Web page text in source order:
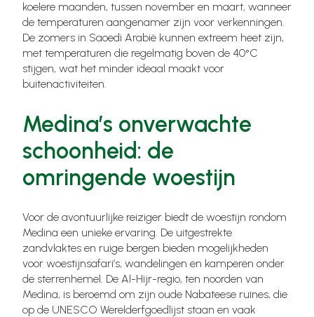
koelere maanden, tussen november en maart, wanneer
de temperaturen aangenamer zijn voor verkenningen.
De zomers in Saoedi Arabië kunnen extreem heet zijn,
met temperaturen die regelmatig boven de 40°C
stijgen, wat het minder ideaal maakt voor
buitenactiviteiten.
Medina’s onverwachte
schoonheid: de
omringende woestijn
Voor de avontuurlijke reiziger biedt de woestijn rondom
Medina een unieke ervaring. De uitgestrekte
zandvlaktes en ruige bergen bieden mogelijkheden
voor woestijnsafari’s, wandelingen en kamperen onder
de sterrenhemel. De Al-Hijr-regio, ten noorden van
Medina, is beroemd om zijn oude Nabateese ruïnes, die
op de UNESCO Werelderfgoedlijst staan en vaak